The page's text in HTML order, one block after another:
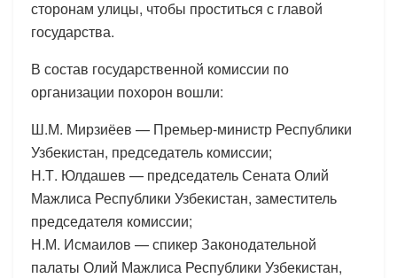
сторонам улицы, чтобы проститься с главой
государства.
В состав государственной комиссии по
организации похорон вошли:
Ш.М. Мирзиёев — Премьер-министр Республики
Узбекистан, председатель комиссии;
Н.Т. Юлдашев — председатель Сената Олий
Мажлиса Республики Узбекистан, заместитель
председателя комиссии;
Н.М. Исмаилов — спикер Законодательной
палаты Олий Мажлиса Республики Узбекистан,